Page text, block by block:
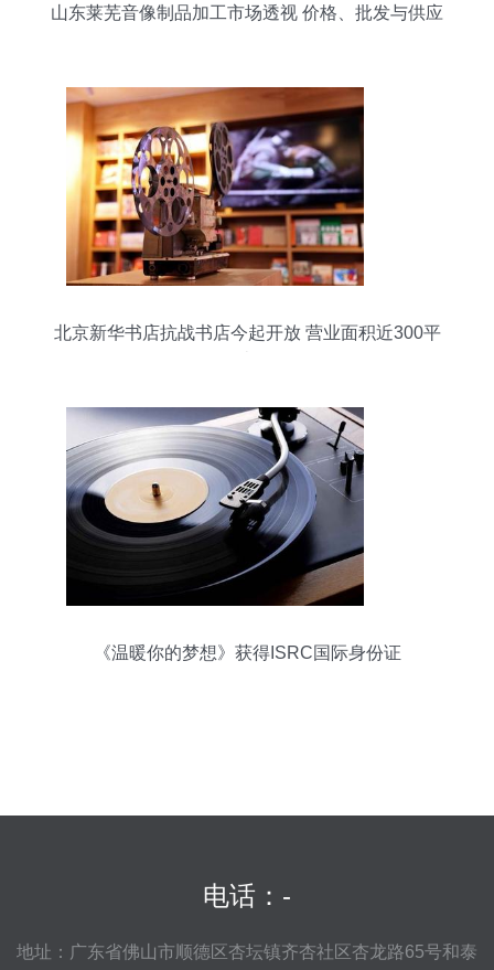
山东莱芜音像制品加工市场透视 价格、批发与供应
北京新华书店抗战书店今起开放 营业面积近300平
《温暖你的梦想》获得ISRC国际身份证
电话：-
地址：广东省佛山市顺德区杏坛镇齐杏社区杏龙路65号和泰